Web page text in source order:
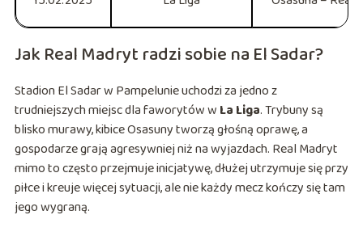
Jak Real Madryt radzi sobie na El Sadar?
Stadion El Sadar w Pampelunie uchodzi za jedno z
trudniejszych miejsc dla faworytów w La Liga. Trybuny są
blisko murawy, kibice Osasuny tworzą głośną oprawę, a
gospodarze grają agresywniej niż na wyjazdach. Real Madryt
mimo to często przejmuje inicjatywę, dłużej utrzymuje się przy
piłce i kreuje więcej sytuacji, ale nie każdy mecz kończy się tam
jego wygraną.